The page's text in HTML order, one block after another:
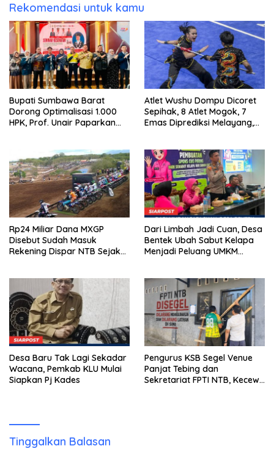
Rekomendasi untuk kamu
Bupati Sumbawa Barat
Dorong Optimalisasi 1.000
HPK, Prof. Unair Paparkan
Atlet Wushu Dompu Dicoret
Sepihak, 8 Atlet Mogok, 7
Emas Diprediksi Melayang,
Rp24 Miliar Dana MXGP
Disebut Sudah Masuk
Rekening Dispar NTB Sejak
Dari Limbah Jadi Cuan, Desa
Bentek Ubah Sabut Kelapa
Menjadi Peluang UMKM
Desa Baru Tak Lagi Sekadar
Wacana, Pemkab KLU Mulai
Siapkan Pj Kades
Pengurus KSB Segel Venue
Panjat Tebing dan
Sekretariat FPTI NTB, Kecewa
Tinggalkan Balasan